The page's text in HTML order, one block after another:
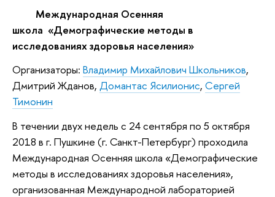
Международная Осенняя
школа «Демографические методы в
исследованиях здоровья населения»
Организаторы: Владимир Михайлович Школьников,
Дмитрий Жданов, Домантас Ясилионис, Сергей
Тимонин
В течении двух недель с 24 сентября по 5 октября
2018 в г. Пушкине (г. Санкт-Петербург) проходила
Международная Осенняя школа «Демографические
методы в исследованиях здоровья населения»,
организованная Международной лабораторией